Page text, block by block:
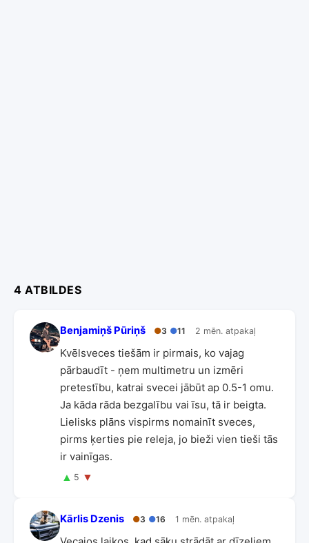
4 ATBILDES
Benjamiņš Pūriņš ●3 ●11 2 mēn. atpakaļ
Kvēlsveces tiešām ir pirmais, ko vajag
pārbaudīt - ņem multimetru un izmēri
pretestību, katrai svecei jābūt ap 0.5-1 omu.
Ja kāda rāda bezgalību vai īsu, tā ir beigta.
Lielisks plāns vispirms nomainīt sveces,
pirms ķerties pie releja, jo bieži vien tieši tās
ir vainīgas.
▲ 5 ▼
Kārlis Dzenis ●3 ●16 1 mēn. atpakaļ